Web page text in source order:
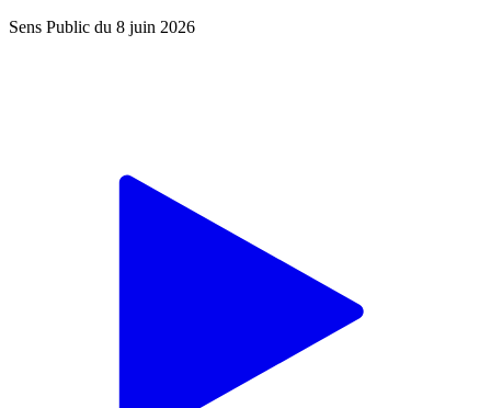
Sens Public du 8 juin 2026